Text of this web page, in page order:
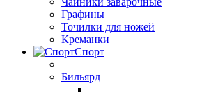
Графины
Точилки для ножей
Креманки
Спорт
Бильярд